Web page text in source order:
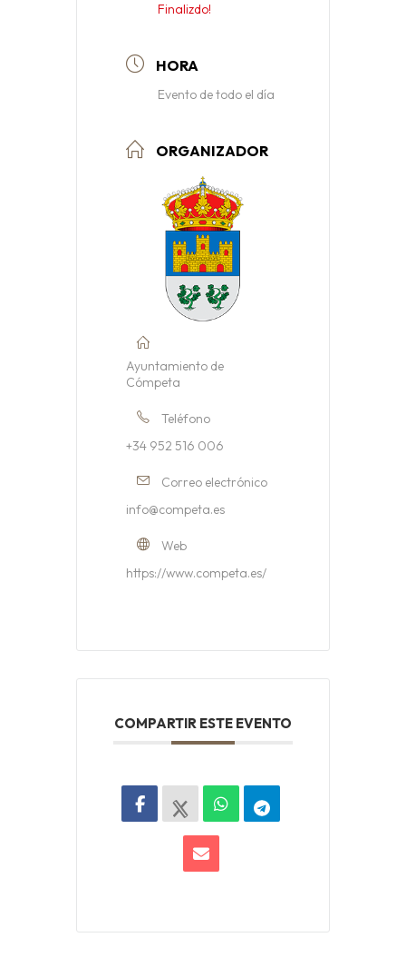
Finalizdo!
HORA
Evento de todo el día
ORGANIZADOR
Ayuntamiento de
Cómpeta
Teléfono
+34 952 516 006
Correo electrónico
info@competa.es
Web
https://www.competa.es/
COMPARTIR ESTE EVENTO